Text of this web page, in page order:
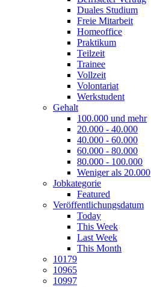
Duales Studium
Freie Mitarbeit
Homeoffice
Praktikum
Teilzeit
Trainee
Vollzeit
Volontariat
Werkstudent
Gehalt
100.000 und mehr
20.000 - 40.000
40.000 - 60.000
60.000 - 80.000
80.000 - 100.000
Weniger als 20.000
Jobkategorie
Featured
Veröffentlichungsdatum
Today
This Week
Last Week
This Month
10179
10965
10997